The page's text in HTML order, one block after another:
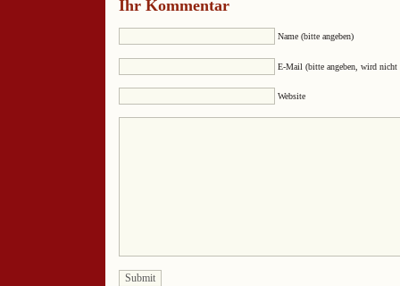
Ihr Kommentar
Name (bitte angeben)
E-Mail (bitte angeben, wird nicht
Website